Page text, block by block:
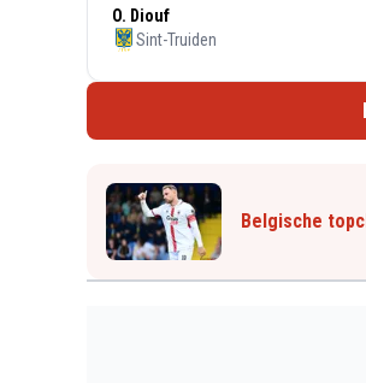
O. Diouf
Sint-Truiden
Belgische